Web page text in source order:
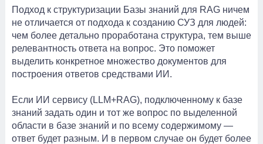
Подход к структуризации Базы знаний для RAG ничем
не отличается от подхода к созданию СУЗ для людей:
чем более детально проработана структура, тем выше
релевантность ответа на вопрос. Это поможет
выделить конкретное множество документов для
построения ответов средствами ИИ.
Если ИИ сервису (LLM+RAG), подключенному к базе
знаний задать один и тот же вопрос по выделенной
области в базе знаний и по всему содержимому —
ответ будет разным. И в первом случае он будет более